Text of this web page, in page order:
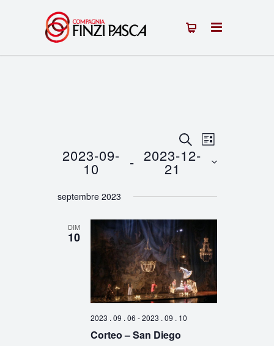
Recherche
et
navigation
de
vues
Évènements
RECHERCHE
Navigation
de
LISTE
2023-09-
10 - 2023-12-
21
une
septembre 2023
DIM
10
2023 . 09 . 06 -2023 . 09 . 10
Corteo – San Diego